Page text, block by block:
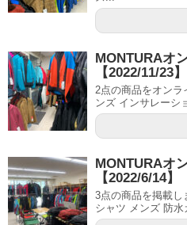
MONTURAオ
【2022/11/23】
2点の商品をオンラ
ンズ インサレーシ
MONTURAオ
【2022/6/14】
3点の商品を掲載
シャツ メンズ 防水